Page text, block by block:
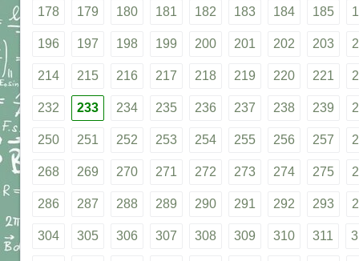
178 179 180 181 182 183 184 185
196 197 198 199 200 201 202 203
214 215 216 217 218 219 220 221
232 233 234 235 236 237 238 239
250 251 252 253 254 255 256 257
268 269 270 271 272 273 274 275
286 287 288 289 290 291 292 293
304 305 306 307 308 309 310 311